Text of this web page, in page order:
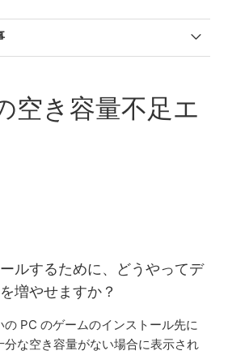
エラー
できません （エラー809, 813,
、または 208
803、810 または DRMactivator
空き容量不足エ
ルするために、どうやってデ
増やせますか？
の PC のゲームのインストール先に
な空き容量がない場合に表示され